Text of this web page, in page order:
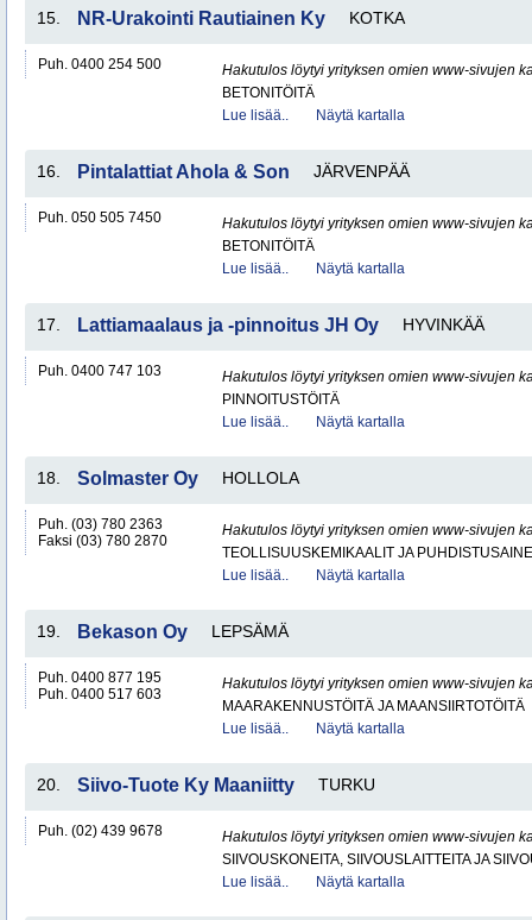
15. NR-Urakointi Rautiainen Ky KOTKA
Puh. 0400 254 500
Hakutulos löytyi yrityksen omien www-sivujen
BETONITÖITÄ
Lue lisää..
Näytä kartalla
16. Pintalattiat Ahola & Son JÄRVENPÄÄ
Puh. 050 505 7450
Hakutulos löytyi yrityksen omien www-sivujen
BETONITÖITÄ
Lue lisää..
Näytä kartalla
17. Lattiamaalaus ja -pinnoitus JH Oy HYVINKÄÄ
Puh. 0400 747 103
Hakutulos löytyi yrityksen omien www-sivujen
PINNOITUSTÖITÄ
Lue lisää..
Näytä kartalla
18. Solmaster Oy HOLLOLA
Puh. (03) 780 2363
Faksi (03) 780 2870
Hakutulos löytyi yrityksen omien www-sivujen
TEOLLISUUSKEMIKAALIT JA
Lue lisää..
Näytä kartalla
19. Bekason Oy LEPSÄMÄ
Puh. 0400 877 195
Puh. 0400 517 603
Hakutulos löytyi yrityksen omien www-sivujen
MAARAKENNUSTÖITÄ JA MAANSIIRTOTÖITÄ
Lue lisää..
Näytä kartalla
20. Siivo-Tuote Ky Maaniitty TURKU
Puh. (02) 439 9678
Hakutulos löytyi yrityksen omien www-sivujen
SIIVOUSKONEITA, SIIVOUSLAITTEITA JA
Lue lisää..
Näytä kartalla